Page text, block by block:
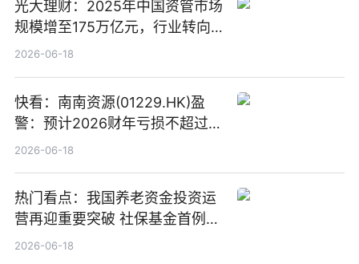
光大理财：2025年中国资管市场
规模增至175万亿元，行业转向
“量质并重”
2026-06-18
快看：南南资源(01229.HK)盈
警：预计2026财年亏损不超过
1000万港元
2026-06-18
热门看点：我国养老资金投资运
营再迎重要突破 社保基金首例期
货账户完成开立
2026-06-18